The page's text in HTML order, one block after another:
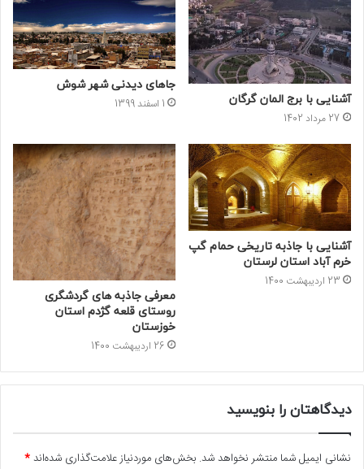
آشنایی با برج المان گرگان
27 مرداد 1402
جاهای دیدنی شهر شوش
1 اسفند 1399
آشنایی با جاذبه تاریخی حمام گپ
خرم آباد استان لرستان
23 اردیبهشت 1400
معرفی جاذبه های گردشگری
روستای قلعه گژدم استان
خوزستان
26 اردیبهشت 1400
دیدگاهتان را بنویسید
نشانی ایمیل شما منتشر نخواهد شد. بخش‌های موردنیاز علامت‌گذاری شده‌اند*